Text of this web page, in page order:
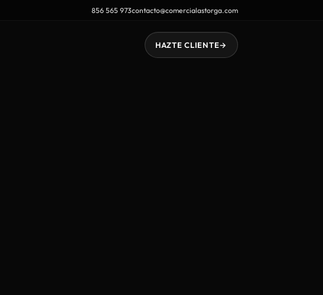
856 565 973contacto@comercialastorga.com
HAZTE CLIENTE→